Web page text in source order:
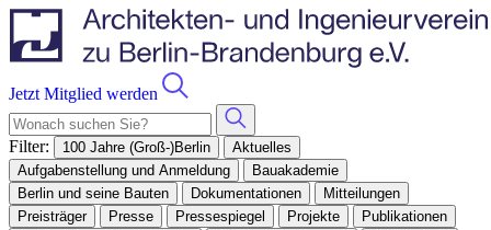
Jetzt Mitglied werden
Filter: 100 Jahre (Groß-)Berlin
Aktuelles
Aufgabenstellung und Anmeldung
Bauakademie
Berlin und seine Bauten
Dokumentationen
Mitteilungen
Preisträger
Presse Pressespiegel Projekte
Publikationen